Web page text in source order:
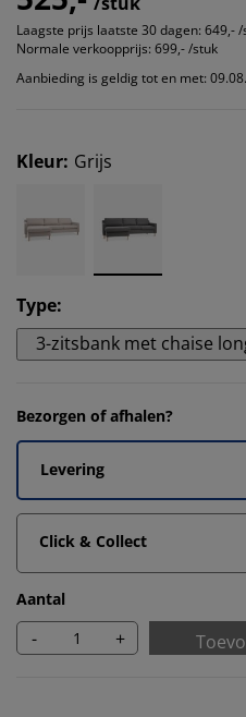
Laagste prijs laatste 30 dagen: 649,- /
Normale verkoopprijs: 699,- /stuk
Aanbieding is geldig tot en met:
Kleur: Grijs
Type:
3-zitsbank met chaise
Bezorgen of afhalen?
Levering
Click & Collect
Aantal
- +